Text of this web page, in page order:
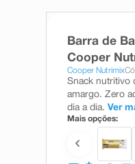
Barra de
Cooper
Cooper Nutrimix
Snack nutritivo
amargo. Zero
dia a dia. Ver
Mais opções: